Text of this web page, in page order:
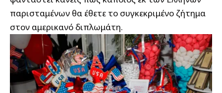
παρισταμένων θα έθετε το συγκεκριμένο ζήτημα
στον αμερικανό διπλωμάτη.